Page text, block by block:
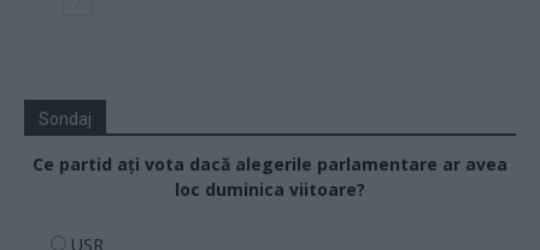
Sondaj
Ce partid ați vota dacă alegerile parlamentare ar avea
loc duminica viitoare?
USR